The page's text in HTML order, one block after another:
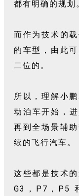
都有明确的规划
而作为技术的
的车型，由此
二位的。
所以，理解小
动泊车开始，
再到全场景辅
续的飞行汽车。
这些都是技术
G3，P7，P5